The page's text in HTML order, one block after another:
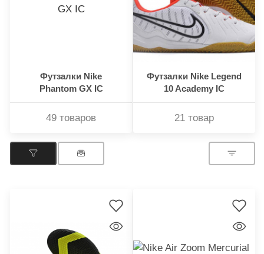
Футзалки Nike
Phantom GX IC
49 товаров
Футзалки Nike Legend
10 Academy IC
21 товар